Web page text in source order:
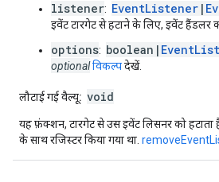
listener: EventListener |
इवेंट टारगेट से हटाने के लिए, इवेंट हैंडलर
options: boolean|
optionalविकल्पदेखें.
लौटाई गई वैल्यू: void
यह फ़ंक्शन, टारगेट से उस इवेंट लिसनर को
के साथ रजिस्टर किया गया था.